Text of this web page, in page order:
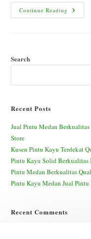
Continue Reading Tips
Memilih
Search
Recent Posts
Jual Pintu Medan
Store
Kusen Pintu Kayu Terdekat
Pintu Kayu Solid Berkualitas
Pintu Medan Berkualitas
Pintu Kayu Medan Jual
Recent Comments